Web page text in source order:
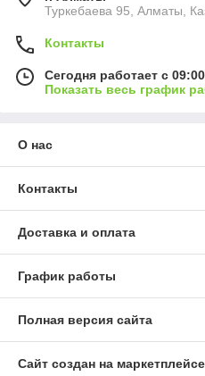
Туркебаева 95, Алматы,
Контакты
Сегодня работает с
Показать весь график
О нас
Контакты
Доставка и оплата
График работы
Полная версия сайта
Сайт создан на маркетплейсе